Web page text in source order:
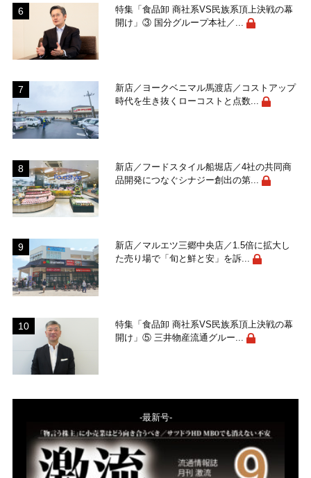
特集「食品卸 商社系VS民族系頂上決戦の幕
開け」③ 国分グループ本社／...
新店／ヨークベニマル馬渡店／コストアップ
時代を生き抜くローコストと点数...
新店／フードスタイル船堀店／4社の共同商
品開発につなぐシナジー創出の第...
新店／マルエツ三郷中央店／1.5倍に拡大し
た売り場で「旬と鮮と安」を訴...
特集「食品卸 商社系VS民族系頂上決戦の幕
開け」⑤ 三井物産流通グルー...
-最新号-